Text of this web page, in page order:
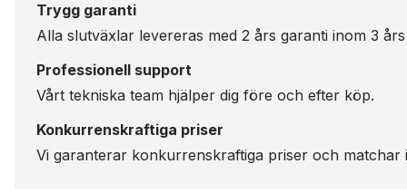
Trygg garanti
Alla slutväxlar levereras med 2 års garanti inom 3
Professionell support
Vårt tekniska team hjälper dig före och efter köp.
Konkurrenskraftiga priser
Vi garanterar konkurrenskraftiga priser och matchar